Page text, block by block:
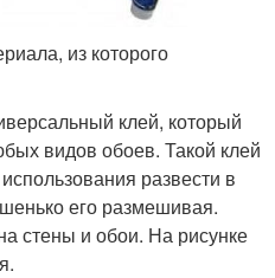
из которого
клей, который
видов обоев. Такой клей
развести в
его размешивая.
стены и обои. На рисунке